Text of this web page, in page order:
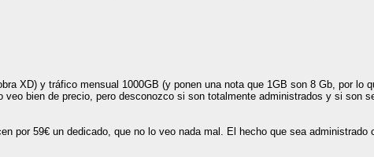
XD) y tráfico mensual 1000GB (y ponen una nota que 1GB son 8 Gb, por lo
bien de precio, pero desconozco si son totalmente administrados y si son
por 59€ un dedicado, que no lo veo nada mal. El hecho que sea administrado